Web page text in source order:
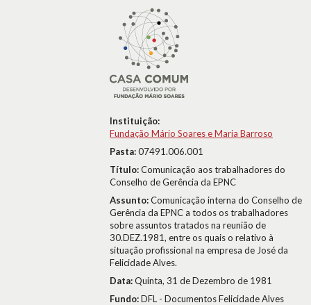
Instituição:
Fundação Mário Soares e Maria Barroso
Pasta:07491.006.001
Título:Comunicação aos trabalhadores do
Conselho de Gerência da EPNC
Assunto:Comunicação interna do Conselho de
Gerência da EPNC a todos os trabalhadores
sobre assuntos tratados na reunião de
30.DEZ.1981, entre os quais o relativo à
situação profissional na empresa de José da
Felicidade Alves.
Data:Quinta, 31 de Dezembro de 1981
Fundo:DFL - Documentos Felicidade Alves